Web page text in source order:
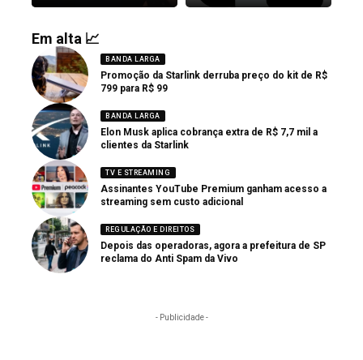
Em alta 📈
BANDA LARGA
Promoção da Starlink derruba preço do kit de R$
799 para R$ 99
BANDA LARGA
Elon Musk aplica cobrança extra de R$ 7,7 mil a
clientes da Starlink
TV E STREAMING
Assinantes YouTube Premium ganham acesso a
streaming sem custo adicional
REGULAÇÃO E DIREITOS
Depois das operadoras, agora a prefeitura de SP
reclama do Anti Spam da Vivo
- Publicidade -